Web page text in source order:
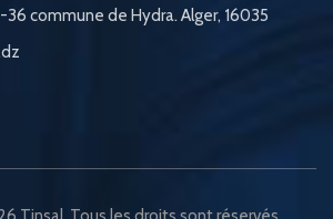
commune de Hydra. Alger, 16035